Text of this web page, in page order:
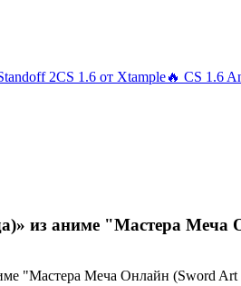
2CS 1.6 от Xtample🔥 CS 1.6
» из аниме "Мастера Меча